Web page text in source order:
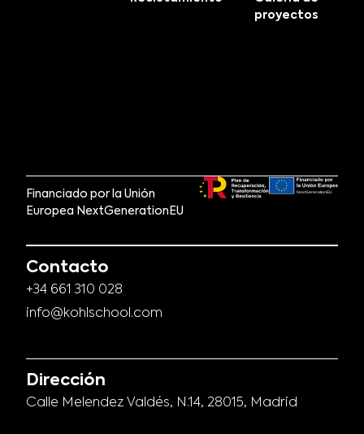
proyectos
Financiado por la Unión
Europea NextGenerationEU
Contacto
+34 661 310 028
info@kohlschool.com
Dirección
Calle Melendez Valdés, N.14, 28015, Madrid